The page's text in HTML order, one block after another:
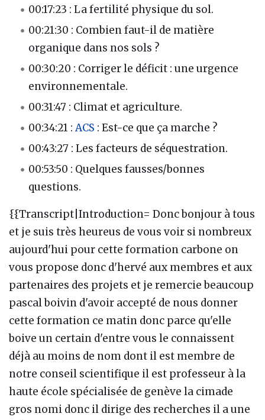
00:17:23 : La fertilité physique du sol.
00:21:30 : Combien faut-il de matière
organique dans nos sols ?
00:30:20 : Corriger le déficit : une urgence
environnementale.
00:31:47 : Climat et agriculture.
00:34:21 :ACS : Est-ce que ça marche ?
00:43:27 : Les facteurs de séquestration.
00:53:50 : Quelques fausses/bonnes
questions.
{{Transcript|Introduction= Donc bonjour à tous
et je suis très heureus de vous voir si nombreux
aujourd'hui pour cette formation carbone on
vous propose donc d'hervé aux membres et aux
partenaires des projets et je remercie beaucoup
pascal boivin d'avoir accepté de nous donner
cette formation ce matin donc parce qu'elle
boive un certain d'entre vous le connaissent
déjà au moins de nom dont il est membre de
notre conseil scientifique il est professeur à la
haute école spécialisée de genève la cimade
gros nomi donc il dirige des recherches il a une